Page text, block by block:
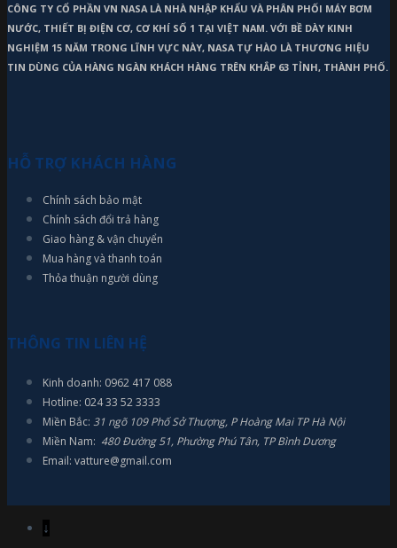
CÔNG TY CỔ PHẦN VN NASA LÀ NHÀ NHẬP KHẨU VÀ PHÂN PHỐI MÁY BƠM
NƯỚC, THIẾT BỊ ĐIỆN CƠ, CƠ KHÍ SỐ 1 TẠI VIỆT NAM. VỚI BỀ DÀY KINH
NGHIỆM 15 NĂM TRONG LĨNH VỰC NÀY, NASA TỰ HÀO LÀ THƯƠNG HIỆU
TIN DÙNG CỦA HÀNG NGÀN KHÁCH HÀNG TRÊN KHẮP 63 TỈNH, THÀNH PHỐ.
HỖ TRỢ KHÁCH HÀNG
Chính sách bảo mật
Chính sách đổi trả hàng
Giao hàng & vận chuyển
Mua hàng và thanh toán
Thỏa thuận người dùng
THÔNG TIN LIÊN HỆ
Kinh doanh: 0962 417 088
Hotline: 024 33 52 3333
Miền Bắc: 31 ngõ 109 Phố Sở Thượng, P Hoàng Mai TP Hà Nội
Miền Nam: 480 Đường 51, Phường Phú Tân, TP Bình Dương
Email: vatture@gmail.com
↓